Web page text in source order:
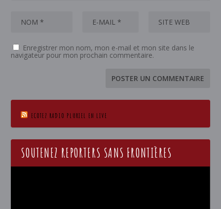
Enregistrer mon nom, mon e-mail et mon site dans le
navigateur pour mon prochain commentaire.
ECOTEZ RADIO PLURIEL EN LIVE
SOUTENEZ REPORTERS SANS FRONTIÈRES